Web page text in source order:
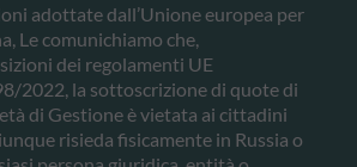
adottate dall’Unione europea per
Le comunichiamo che,
dei regolamenti UE
2022, la sottoscrizione di quote di
di Gestione è vietata ai cittadini
risieda fisicamente in Russia o